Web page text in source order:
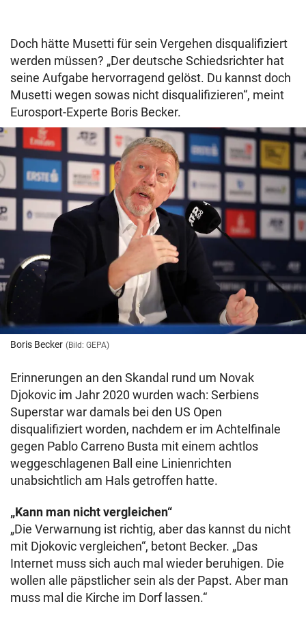
Doch hätte Musetti für sein Vergehen disqualifiziert
werden müssen? „Der deutsche Schiedsrichter hat
seine Aufgabe hervorragend gelöst. Du kannst doch
Musetti wegen sowas nicht disqualifizieren“, meint
Eurosport-Experte Boris Becker.
Boris Becker (Bild: GEPA)
Erinnerungen an den Skandal rund um Novak
Djokovic im Jahr 2020 wurden wach: Serbiens
Superstar war damals bei den US Open
disqualifiziert worden, nachdem er im Achtelfinale
gegen Pablo Carreno Busta mit einem achtlos
weggeschlagenen Ball eine Linienrichten
unabsichtlich am Hals getroffen hatte.
„Kann man nicht vergleichen“
„Die Verwarnung ist richtig, aber das kannst du nicht
mit Djokovic vergleichen“, betont Becker. „Das
Internet muss sich auch mal wieder beruhigen. Die
wollen alle päpstlicher sein als der Papst. Aber man
muss mal die Kirche im Dorf lassen.“